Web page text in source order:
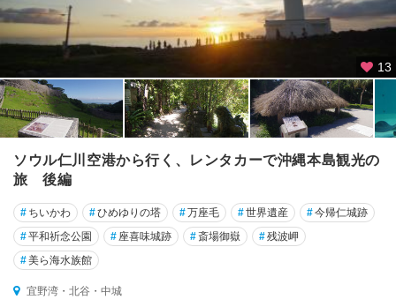
久
島
13
ソウル仁川空港から行く、レンタカーで沖縄本島観光の
旅 後編
# ちいかわ #ひめゆりの塔 #万座毛 #世界遺産 #今帰仁城跡
#平和祈念公園 # 座喜味城跡 #斎場御嶽 #残波岬
#美ら海水族館
宜野湾・北谷・中城